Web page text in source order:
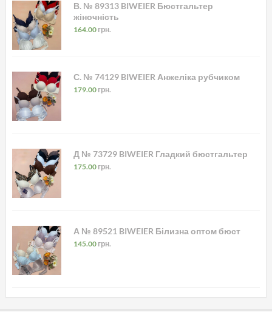
В. № 89313 BIWEIER Бюстгальтер
жіночність
164.00 грн.
С. № 74129 BIWEIER Анжеліка рубчиком
179.00 грн.
Д № 73729 BIWEIER Гладкий бюстгальтер
175.00 грн.
А № 89521 BIWEIER Білизна оптом бюст
145.00 грн.